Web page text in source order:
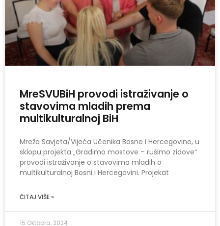
MreSVUBiH provodi istraživanje o
stavovima mladih prema
multikulturalnoj BiH
Mreža Savjeta/Vijeća Učenika Bosne i Hercegovine, u
sklopu projekta „Gradimo mostove – rušimo zidove“
provodi istraživanje o stavovima mladih o
multikulturalnoj Bosni i Hercegovini. Projekat
ČITAJ VIŠE »
15 Oktobra, 2024